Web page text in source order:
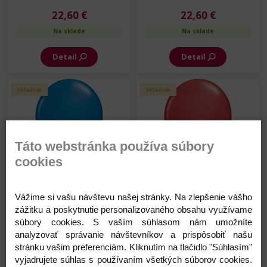
22,60 €
Na sklade
Detail
22,60 €
Na sklade
Detail
Skladom
22,60 €
Na sklade
Detail
Skladom
22,60 €
Na sklade
Detail
Táto webstránka používa súbory
cookies
Vážime si vašu návštevu našej stránky. Na zlepšenie vášho
zážitku a poskytnutie personalizovaného obsahu využívame
súbory cookies. S vaším súhlasom nám umožníte
analyzovať správanie návštevníkov a prispôsobiť našu
stránku vašim preferenciám. Kliknutím na tlačidlo "Súhlasím"
vyjadrujete súhlas s používaním všetkých súborov cookies.